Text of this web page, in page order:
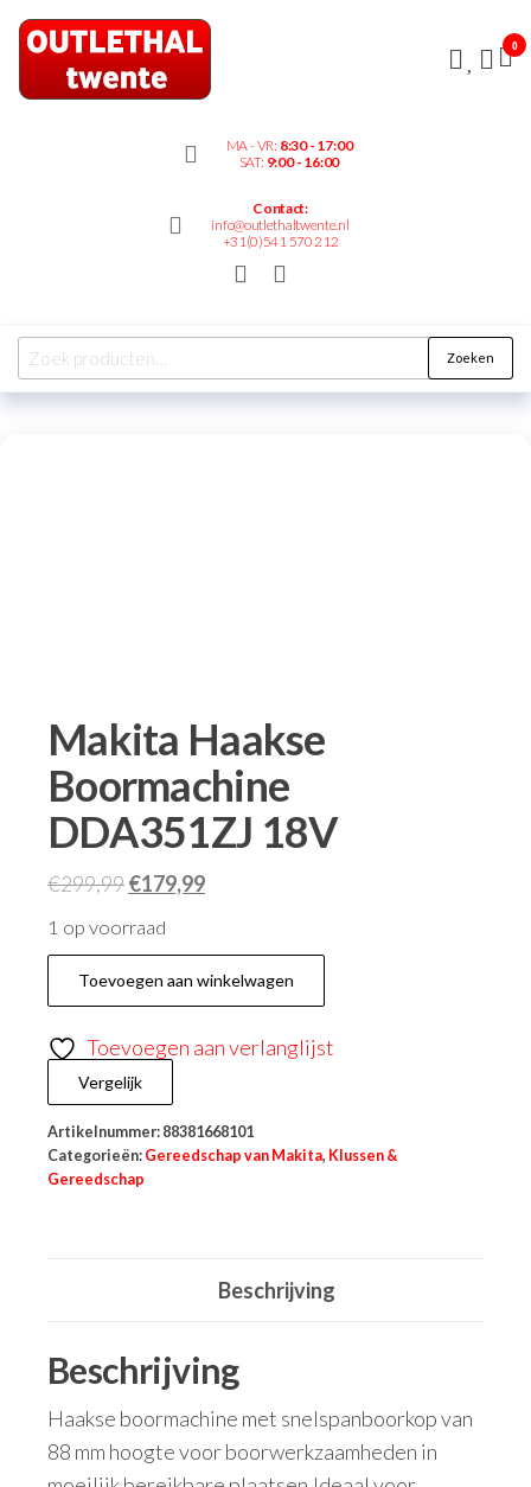
Outlethaltwente.nl
MA - VR: 8:30 - 17:00
SAT: 9:00 - 16:00
Contact:
info@outlethaltwente.nl
+31(0)541 570 212
0
Zoeken
Makita Haakse
Boormachine
DDA351ZJ 18V
€299,99€179,99
1 op voorraad
Toevoegen aan winkelwagen
Toevoegen aan verlanglijst
Vergelijk
Artikelnummer: 88381668101
Categorieën: Gereedschap van Makita, Klussen &
Gereedschap
Beschrijving
Beschrijving
Haakse boormachine met snelspanboorkop van
88 mm hoogte voor boorwerkzaamheden in